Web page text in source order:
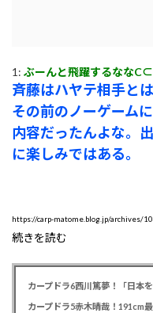
1: ぶーんと飛躍するな
斉藤はハヤテ相手と
その前のノーゲーム
内容だったんよな。
に楽しみではある。
https://carp-matome.blog.jp/archives/
続きを読む